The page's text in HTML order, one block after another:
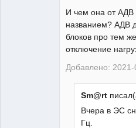
И чем она от АДВ
названием? АДВ
блоков про тем
отключение
Добавлено:
Sm@rt
Вчера в ЭС
Гц.